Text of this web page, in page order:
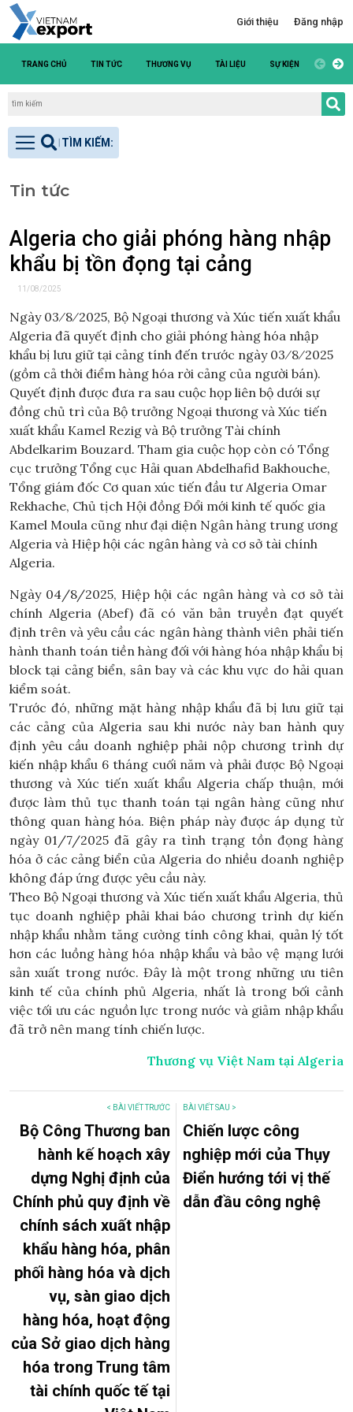
Giới thiệu Đăng nhập
TRANG CHỦ TIN TỨC THƯƠNG VỤ TÀI LIỆU SỰ KIỆN DANH
Tin tức
Algeria cho giải phóng hàng nhập
khẩu bị tồn đọng tại cảng
11/08/2025
Ngày 03⁄8⁄2025, Bộ Ngoại thương và Xúc tiến xuất khẩu
Algeria đã quyết định cho giải phóng hàng hóa nhập
khẩu bị lưu giữ tại cảng tính đến trước ngày 03⁄8⁄2025
(gồm cả thời điểm hàng hóa rời cảng của người bán).
Quyết định được đưa ra sau cuộc họp liên bộ dưới sự
đồng chủ trì của Bộ trưởng Ngoại thương và Xúc tiến
xuất khẩu Kamel Rezig và Bộ trưởng Tài chính
Abdelkarim Bouzard. Tham gia cuộc họp còn có Tổng
cục trưởng Tổng cục Hải quan Abdelhafid Bakhouche,
Tổng giám đốc Cơ quan xúc tiến đầu tư Algeria Omar
Rekhache, Chủ tịch Hội đồng Đổi mới kinh tế quốc gia
Kamel Moula cũng như đại diện Ngân hàng trung ương
Algeria và Hiệp hội các ngân hàng và cơ sở tài chính
Algeria.
Ngày 04/8/2025, Hiệp hội các ngân hàng và cơ sở tài
chính Algeria (Abef) đã có văn bản truyền đạt quyết
định trên và yêu cầu các ngân hàng thành viên phải tiến
hành thanh toán tiền hàng đối với hàng hóa nhập khẩu bị
block tại cảng biển, sân bay và các khu vực do hải quan
kiểm soát.
Trước đó, những mặt hàng nhập khẩu đã bị lưu giữ tại
các cảng của Algeria sau khi nước này ban hành quy
định yêu cầu doanh nghiệp phải nộp chương trình dự
kiến nhập khẩu 6 tháng cuối năm và phải được Bộ Ngoại
thương và Xúc tiến xuất khẩu Algeria chấp thuận, mới
được làm thủ tục thanh toán tại ngân hàng cũng như
thông quan hàng hóa. Biện pháp này được áp dụng từ
ngày 01/7/2025 đã gây ra tình trạng tồn đọng hàng
hóa ở các cảng biển của Algeria do nhiều doanh nghiệp
không đáp ứng được yêu cầu này.
Theo Bộ Ngoại thương và Xúc tiến xuất khẩu Algeria, thủ
tục doanh nghiệp phải khai báo chương trình dự kiến
nhập khẩu nhằm tăng cường tính công khai, quản lý tốt
hơn các luồng hàng hóa nhập khẩu và bảo vệ mạng lưới
sản xuất trong nước. Đây là một trong những ưu tiên
kinh tế của chính phủ Algeria, nhất là trong bối cảnh
việc tối ưu các nguồn lực trong nước và giảm nhập khẩu
đã trở nên mang tính chiến lược.
Thương vụ Việt Nam tại Algeria
< BÀI VIẾT TRƯỚC
Bộ Công Thương ban
hành kế hoạch xây
dựng Nghị định của
Chính phủ quy định về
chính sách xuất nhập
khẩu hàng hóa, phân
phối hàng hóa và dịch
vụ, sàn giao dịch
hàng hóa, hoạt động
của Sở giao dịch hàng
hóa trong Trung tâm
tài chính quốc tế tại
BÀI VIẾT SAU >
Chiến lược công
nghiệp mới của Thụy
Điển hướng tới vị thế
dẫn đầu công nghệ